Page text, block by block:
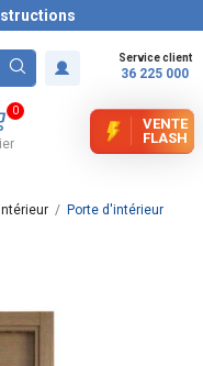
Service client
36 225 000
0
VENTE
FLASH
Porte d'intérieur